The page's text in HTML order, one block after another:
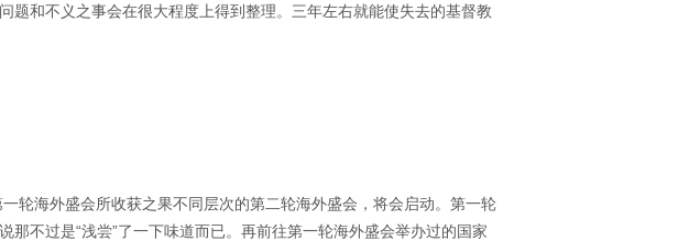
题和不义之事会在很大程度上得到整理。三年左右就能使失去的基督教
轮海外盛会所收获之果不同层次的第二轮海外盛会，将会启动。第一轮
那不过是“浅尝”了一下味道而已。再前往第一轮海外盛会举办过的国家